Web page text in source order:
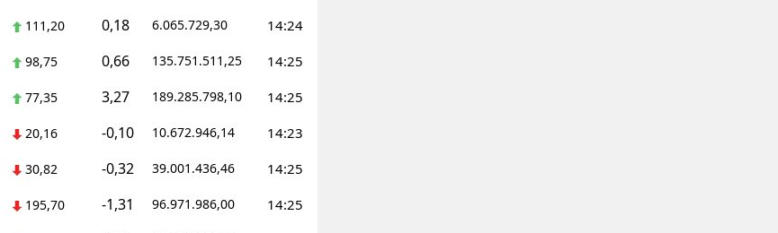
111,20 0,18 6.065.729,30 14:24
98,75 0,66 135.751.511,25 14:25
77,35 3,27 189.285.798,10 14:25
20,16 -0,10 10.672.946,14 14:23
30,82 -0,32 39.001.436,46 14:25
195,70 -1,31 96.971.986,00 14:25